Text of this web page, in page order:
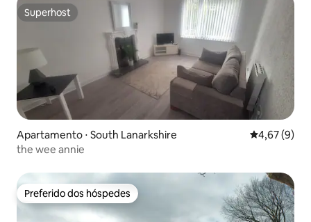
Superhost
Superhost
Apartamento ⋅ South Lanarkshire 4,67 de uma
4,67 (9)
the wee annie
Preferido dos hóspedes
Preferido dos hóspedes